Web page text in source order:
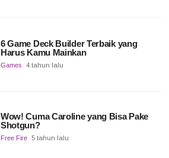
6 Game Deck Builder Terbaik yang
Harus Kamu Mainkan
Games 4 tahun lalu
Wow! Cuma Caroline yang Bisa Pake
Shotgun?
Free Fire 5 tahun lalu